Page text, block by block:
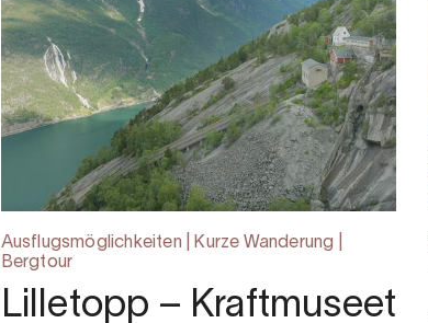
Ausflugsmöglichkeiten | Kurze Wanderung |
Bergtour
Lilletopp – Kraftmuseet